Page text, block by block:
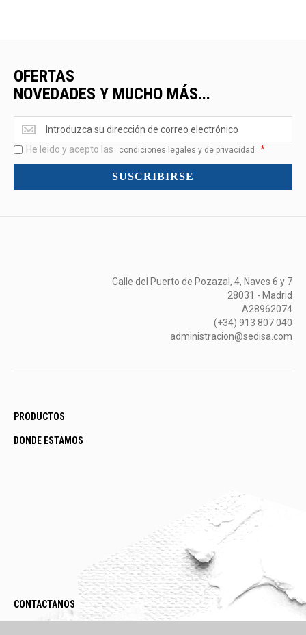
OFERTAS
NOVEDADES Y MUCHO MÁS...
Ofertas
<br>Novedades
y
mucho
He leido y acepto las condiciones legales y de privacidad *
SUSCRIBIRSE
Calle del Puerto de Pozazal, 4, Naves 6 y 7
28031 - Madrid
A28962074
(+34) 913 807 040
administracion@sedisa.com
PRODUCTOS
DONDE ESTAMOS
CONTACTANOS